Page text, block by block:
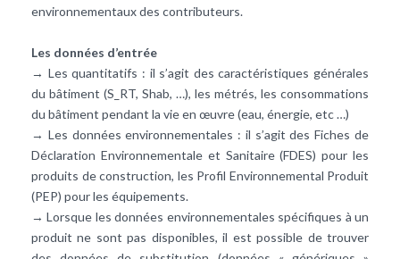
environnementaux des contributeurs.
Les données d’entrée
→ Les quantitatifs : il s’agit des caractéristiques générales
du bâtiment (S_RT, Shab, …), les métrés, les consommations
du bâtiment pendant la vie en œuvre (eau, énergie, etc …)
→ Les données environnementales : il s’agit des Fiches de
Déclaration Environnementale et Sanitaire (FDES) pour les
produits de construction, les Profil Environnemental Produit
(PEP) pour les équipements.
→ Lorsque les données environnementales spécifiques à un
produit ne sont pas disponibles, il est possible de trouver